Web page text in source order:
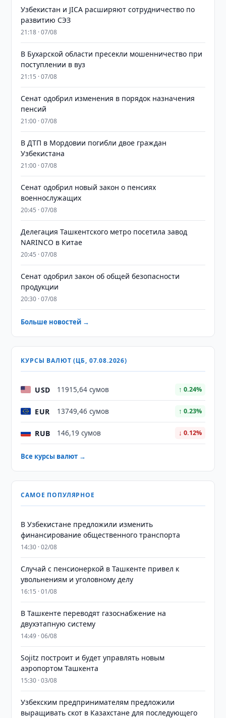
Узбекистан и JICA расширяют сотрудничество по
развитию СЭЗ
21:18 · 07/08
В Бухарской области пресекли мошенничество при
поступлении в вуз
21:15 · 07/08
Сенат одобрил изменения в порядок назначения
пенсий
21:00 · 07/08
В ДТП в Мордовии погибли двое граждан
Узбекистана
21:00 · 07/08
Сенат одобрил новый закон о пенсиях
военнослужащих
20:45 · 07/08
Делегация Ташкентского метро посетила завод
NARINCO в Китае
20:45 · 07/08
Сенат одобрил закон об общей безопасности
продукции
20:30 · 07/08
Больше новостей →
КУРСЫ ВАЛЮТ (ЦБ, 07.08.2026)
USD 11915,64 сумов ↑ 0.24%
EUR 13749,46 сумов ↑ 0.23%
RUB 146,19 сумов ↓ 0.12%
Все курсы валют →
САМОЕ ПОПУЛЯРНОЕ
В Узбекистане предложили изменить
финансирование общественного транспорта
14:30 · 02/08
Случай с пенсионеркой в Ташкенте привел к
увольнениям и уголовному делу
16:15 · 01/08
В Ташкенте переводят газоснабжение на
двухэтапную систему
14:49 · 06/08
Sojitz построит и будет управлять новым
аэропортом Ташкента
15:30 · 03/08
Узбекским предпринимателям предложили
выращивать скот в Казахстане для последующего